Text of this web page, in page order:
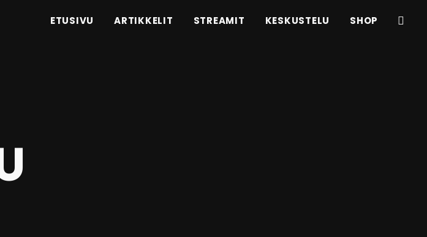
ETUSIVU ARTIKKELIT STREAMIT KESKUSTELU SHOP